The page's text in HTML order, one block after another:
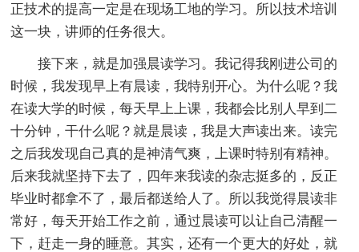
正技术的提高一定是在现场工地的学习。所以技术培训
这一块，讲师的任务很大。
接下来，就是加强晨读学习。我记得我刚进公司的
时候，我发现早上有晨读，我特别开心。为什么呢？我
在读大学的时候，每天早上上课，我都会比别人早到二
十分钟，干什么呢？就是晨读，我是大声读出来。读完
之后我发现自己真的是神清气爽，上课时特别有精神。
后来我就坚持下去了，四年来我读的杂志挺多的，反正
毕业时都拿不了，最后都送给人了。所以我觉得晨读非
常好，每天开始工作之前，通过晨读可以让自己清醒一
下，赶走一身的睡意。其实，还有一个更大的好处，就